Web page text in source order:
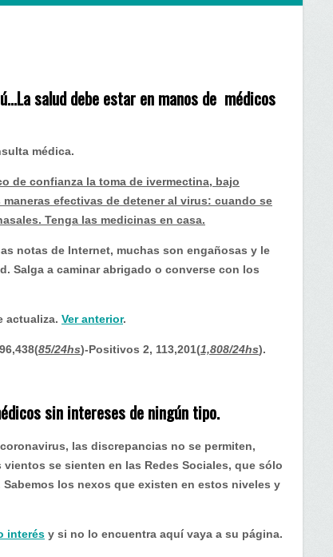
salud debe estar en manos de médicos
médica.
de confianza la toma de ivermectina, bajo
efectivas de detener al virus: cuando se
Tenga las medicinas en casa.
notas de Internet, muchas son engañosas y le
Salga a caminar abrigado o converse con los
actualiza. Ver anterior.
85/24hs)-Positivos 2, 113,201(1,808/24hs).
sin intereses de ningún tipo.
las discrepancias no se permiten,
se sienten en las Redes Sociales, que sólo
los nexos que existen en estos niveles y
interés y si no lo encuentra aquí vaya a su página.